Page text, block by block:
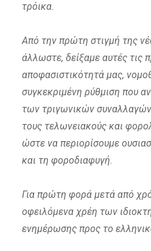
τρόικα.
Από την πρώτη στιγμή της
άλλωστε, δείξαμε αυτές τις
αποφασιστικότητά μας,
συγκεκριμένη ρύθμιση που
των τριγωνικών
τους τελωνειακούς και
ώστε να περιορίσουμε
και τη φοροδιαφυγή.
Για πρώτη φορά μετά από
οφειλόμενα χρέη των
ενημέρωσης προς το